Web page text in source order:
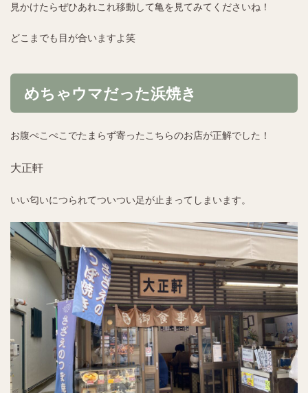
見かけたらぜひあれこれ移動して亀を見てみてくださいね！
どこまでも目が合いますよ笑
めちゃウマだった浜焼き
お腹ぺこぺこでたまらず寄ったこちらのお店が正解でした！
大正軒
いい匂いにつられてついつい足が止まってしまいます。